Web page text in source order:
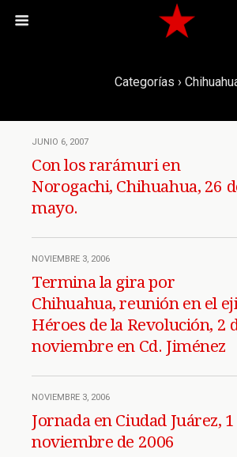
Categorías ›
JUNIO 6, 2007
Con los rarámuri en
Norogachi, Chihuahua, 26
mayo.
NOVIEMBRE 3, 2006
Termina la gira por
Chihuahua, reunión en el
Héroes de la Revolución, 2
noviembre en Cd. Jiménez
NOVIEMBRE 3, 2006
Jornada en Ciudad Juárez, 1
noviembre de 2006